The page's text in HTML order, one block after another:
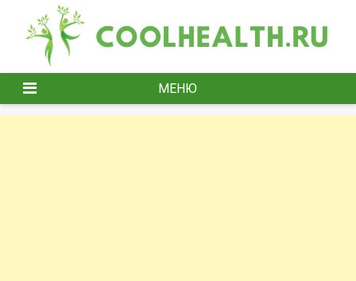
содержимому
МЕНЮ